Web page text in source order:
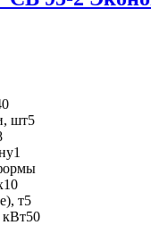
шт5
1
т5
кВт50